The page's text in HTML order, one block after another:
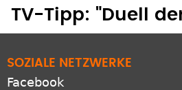
TV-Tipp: "Duell
SOZIALE NETZWERKE
Facebook